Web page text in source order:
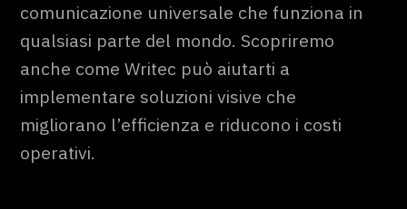
comunicazione universale che funziona in
qualsiasi parte del mondo. Scopriremo
anche come Writec può aiutarti a
implementare soluzioni visive che
migliorano l’efficienza e riducono i costi
operativi.